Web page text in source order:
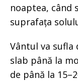
noaptea, când
suprafața
Vântul va sufla
slab până la
de până la